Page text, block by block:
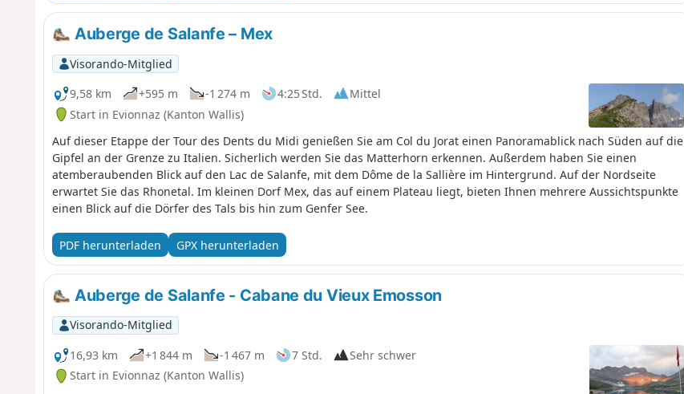
Auberge de Salanfe – Mex
Visorando-Mitglied
9,58 km
+595 m -1 274 m 4:25 Std.
Mittel
Start in Evionnaz (Kanton Wallis)
Auf dieser Etappe der Tour des Dents du Midi genießen Sie am Col du Jorat einen Panoramablick nach Süden auf die
Gipfel an der Grenze zu Italien. Sicherlich werden Sie das Matterhorn erkennen. Außerdem haben Sie einen
atemberaubenden Blick auf den Lac de Salanfe, mit dem Dôme de la Sallière im Hintergrund. Auf der Nordseite
erwartet Sie das Rhonetal. Im kleinen Dorf Mex, das auf einem Plateau liegt, bieten Ihnen mehrere Aussichtspunkte
einen Blick auf die Dörfer des Tals bis hin zum Genfer See.
PDF herunterladen GPX herunterladen
Auberge de Salanfe - Cabane du Vieux Emosson
Visorando-Mitglied
16,93 km
+1 844 m -1 467 m 7 Std.
Sehr schwer
Start in Evionnaz (Kanton Wallis)